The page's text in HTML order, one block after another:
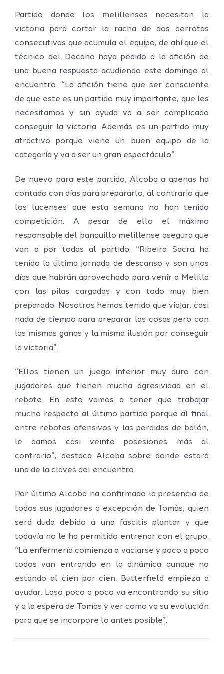
Partido donde los melillenses necesitan la
victoria para cortar la racha de dos derrotas
consecutivas que acumula el equipo, de ahí que el
técnico del Decano haya pedido a la afición de
una buena respuesta acudiendo este domingo al
encuentro. “La afición tiene que ser consciente
de que este es un partido muy importante, que les
necesitamos y sin ayuda va a ser complicado
conseguir la victoria. Además es un partido muy
atractivo porque viene un buen equipo de la
categoría y va a ser un gran espectáculo”.
De nuevo para este partido, Alcoba a apenas ha
contado con días para prepararlo, al contrario que
los lucenses que esta semana no han tenido
competición. A pesar de ello el máximo
responsable del banquillo melillense asegura que
van a por todas al partido. “Ribeira Sacra ha
tenido la última jornada de descanso y son unos
días que habrán aprovechado para venir a Melilla
con las pilas cargadas y con todo muy bien
preparado. Nosotros hemos tenido que viajar, casi
nada de tiempo para preparar las cosas pero con
las mismas ganas y la misma ilusión por conseguir
la victoria”.
“Ellos tienen un juego interior muy duro con
jugadores que tienen mucha agresividad en el
rebote. En esto vamos a tener que trabajar
mucho respecto al último partido porque al final
entre rebotes ofensivos y las perdidas de balón,
le damos casi veinte posesiones más al
contrario”, destaca Alcoba sobre donde estará
una de la claves del encuentro.
Por último Alcoba ha confirmado la presencia de
todos sus jugadores a excepción de Tomàs, quien
será duda debido a una fascitis plantar y que
todavía no le ha permitido entrenar con el grupo.
“La enfermería comienza a vaciarse y poco a poco
todos van entrando en la dinámica aunque no
estando al cien por cien. Butterfield empieza a
ayudar, Laso poco a poco va encontrando su sitio
y a la espera de Tomàs y ver como va su evolución
para que se incorpore lo antes posible”.